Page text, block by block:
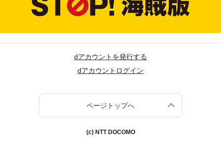
dアカウントを発行する
dアカウントログイン
ページトップへ
(c) NTT DOCOMO